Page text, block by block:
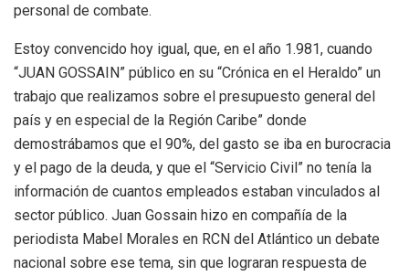
personal de combate.
Estoy convencido hoy igual, que, en el año 1.981, cuando
“JUAN GOSSAIN” público en su “Crónica en el Heraldo” un
trabajo que realizamos sobre el presupuesto general del
país y en especial de la Región Caribe” donde
demostrábamos que el 90%, del gasto se iba en burocracia
y el pago de la deuda, y que el “Servicio Civil” no tenía la
información de cuantos empleados estaban vinculados al
sector público. Juan Gossain hizo en compañía de la
periodista Mabel Morales en RCN del Atlántico un debate
nacional sobre ese tema, sin que lograran respuesta de